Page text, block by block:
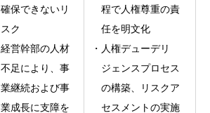
確保できないリ
スク
経営幹部の人材
不足により、事
業継続および事
業成長に支障を
程で人権尊重の責
任を明文化
・ 人権デューデリ
ジェンスプロセス
の構築、リスクア
セスメントの実施